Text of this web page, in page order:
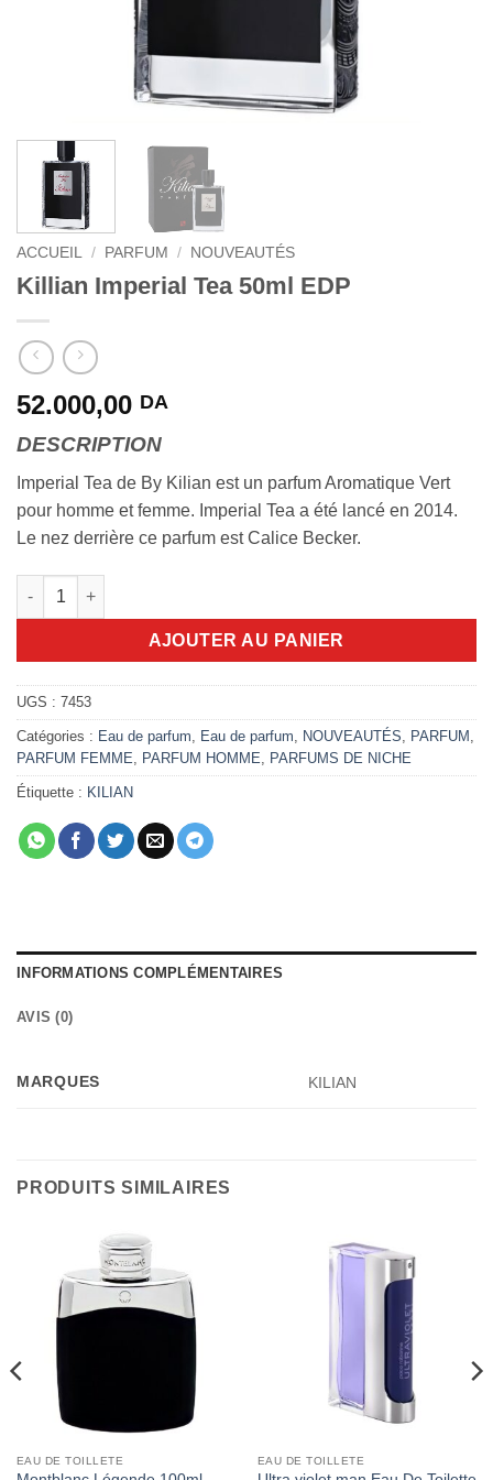
ACCUEIL / PARFUM / NOUVEAUTÉS
Killian Imperial Tea 50ml EDP
52.000,00 DA
DESCRIPTION
Imperial Tea de By Kilian est un parfum Aromatique Vert
pour homme et femme. Imperial Tea a été lancé en 2014.
Le nez derrière ce parfum est Calice Becker.
quantité de Killian Imperial Tea 50ml EDP
AJOUTER AU PANIER
UGS : 7453
Catégories : Eau de parfum Eau de parfum NOUVEAUTÉS PARFUM
PARFUM FEMME
PARFUM HOMME PARFUMS DE NICHE
Étiquette : KILIAN
INFORMATIONS COMPLÉMENTAIRES
AVIS (0)
MARQUES KILIAN
PRODUITS SIMILAIRES
EAU DE TOILLETE EAU DE TOILLETE